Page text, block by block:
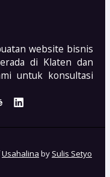
website bisnis
di Klaten dan
untuk konsultasi
Usahalina bySulis Setyo